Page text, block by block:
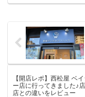
【開店レポ】西松屋 ベ
ー店に行ってきました♪
店との違いをレビュー